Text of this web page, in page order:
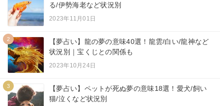
る/伊勢海老など状況別
2023年11月01日
2
【夢占い】龍の夢の意味40選！龍雲/白い/龍神など
状況別｜宝くじとの関係も
2023年10月24日
3
【夢占い】ペットが死ぬ夢の意味18選！愛犬/飼い
猫/泣くなど状況別